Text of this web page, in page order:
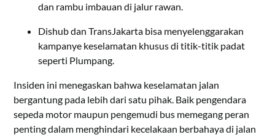
dan rambu imbauan di jalur rawan.
Dishub dan TransJakarta bisa menyelenggarakan
kampanye keselamatan khusus di titik-titik padat
seperti Plumpang.
Insiden ini menegaskan bahwa keselamatan jalan
bergantung pada lebih dari satu pihak. Baik pengendara
sepeda motor maupun pengemudi bus memegang peran
penting dalam menghindari kecelakaan berbahaya di jalan